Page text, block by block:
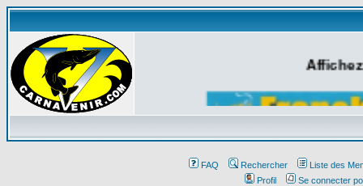
FAQ Rechercher
Liste des
Profil
Se connecter